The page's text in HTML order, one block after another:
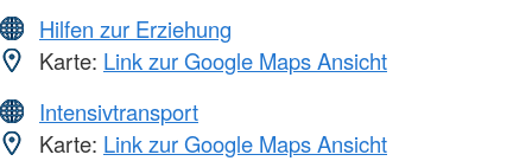
Hilfen zur Erziehung
Karte: Link zur Google Maps Ansicht
Intensivtransport
Karte: Link zur Google Maps Ansicht